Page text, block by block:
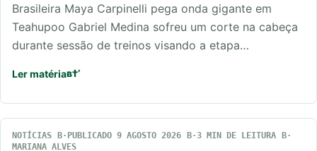
Brasileira Maya Carpinelli pega onda gigante em
Teahupoo Gabriel Medina sofreu um corte na cabeça
durante sessão de treinos visando a etapa…
Ler matéria
NOTÍCIAS PUBLICADO 9 AGOSTO 2026
3 MIN DE LEITURA
MARIANA ALVES